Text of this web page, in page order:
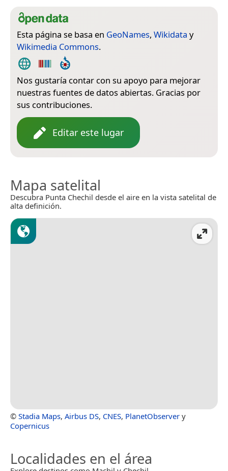
Esta página se basa en GeoNames, Wikidata y
Wikimedia Commons.
Nos gustaría contar con su apoyo para mejorar
nuestras fuentes de datos abiertas. Gracias por
sus contribuciones.
Editar este lugar
Mapa satelital
Descubra Punta Chechil desde el aire en la vista satelital de
alta definición.
© Stadia Maps, Airbus DS, CNES, PlanetObserver y
Copernicus
Localidades en el área